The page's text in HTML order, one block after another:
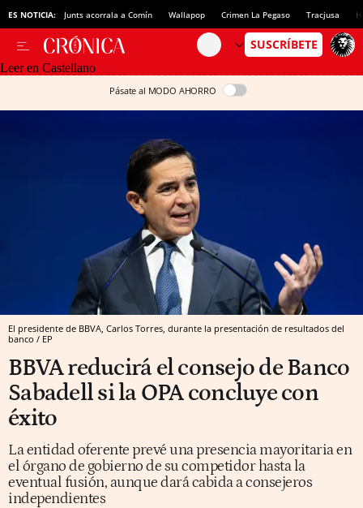
ES NOTICIA: Junts acorrala a Comín Wallapop Crimen La Pegaso Tracjusa
Leer en Castellano
Pásate al MODO AHORRO
El presidente de BBVA, Carlos Torres, durante la presentación de resultados del
banco / EP
BBVA reducirá el consejo de Banco
Sabadell si la OPA concluye con
éxito
La entidad oferente prevé una presencia mayoritaria en
el órgano de gobierno de su competidor hasta la
eventual fusión, aunque dará cabida a consejeros
independientes